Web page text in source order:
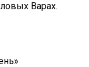
Варах.